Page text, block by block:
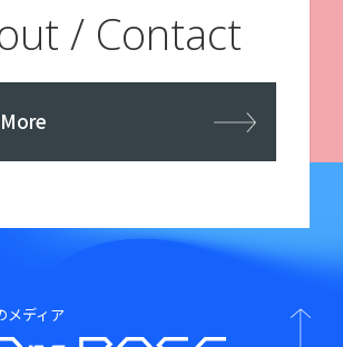
/ Contact
メディア